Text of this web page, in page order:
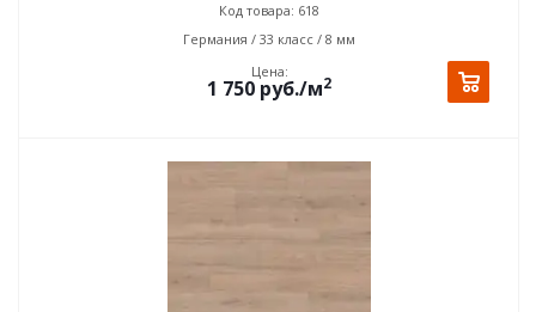
Код товара: 618
Германия / 33 класс / 8 мм
Цена:
1 750 руб./м2